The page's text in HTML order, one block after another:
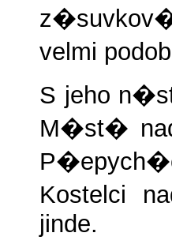
velmi
S jeho
M�st�
Kostelci
jinde.